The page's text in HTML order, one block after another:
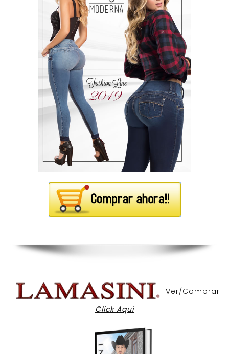
Ver/Comprar
Click Aqui